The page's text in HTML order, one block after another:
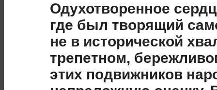
Одухотворенное
где был творящий
не в исторической
трепетном,
этих подвижников